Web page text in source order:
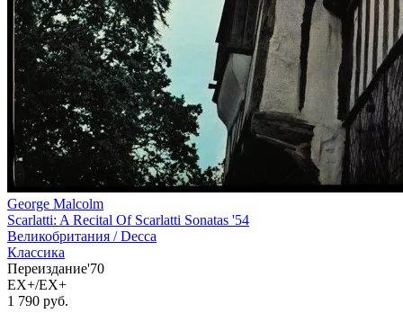
George Malcolm
Scarlatti: A Recital Of Scarlatti Sonatas '54
Великобритания /Decca
Классика
Переиздание'70
EX+/EX+
1 790 руб.